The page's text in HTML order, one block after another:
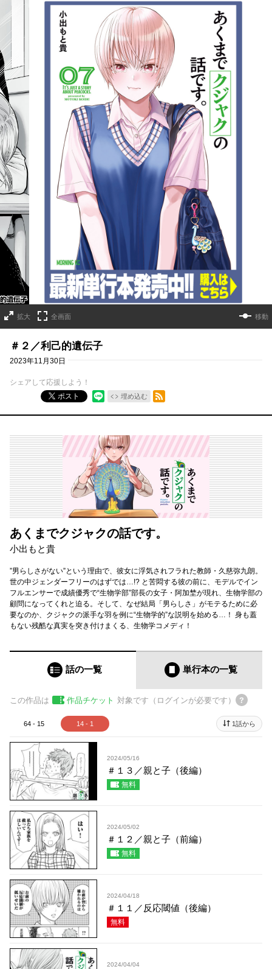
詳細ページへのリンク
拡大 全画面 移動
＃２／利己的遺伝子
2023年11月30日
シェアして応援しよう！
ポスト
埋め込む
RSSフィード
あくまでクジャクの話です。
小出もと貴
”男らしさがない”という理由で、彼女に浮気されフラれた教師・久慈弥九朗。
世の中ジェンダーフリーのはずでは…!? と苦悶する彼の前に、モデルでイン
フルエンサーで成績優秀で“生物学部”部長の女子・阿加埜が現れ、生物学部の
顧問になってくれと迫る。そして、なぜ結局「男らしさ」がモテるために必
要なのか、クジャクの派手な羽を例に“生物学的”な説明を始める…！ 身も蓋
もない残酷な真実を突き付けまくる、生物学コメディ！
話の一覧 単行本の一覧
この作品は 作品チケット 対象です（ログインが必要です）
64 - 15 14 - 1 1話から
2024/05/16
＃１３／親と子（後編）
無料
2024/05/02
＃１２／親と子（前編）
無料
2024/04/18
＃１１／反応閾値（後編）
無料
2024/04/04